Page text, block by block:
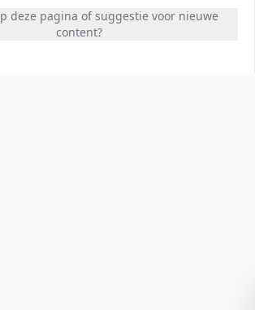
deze pagina of suggestie voor nieuwe
content?